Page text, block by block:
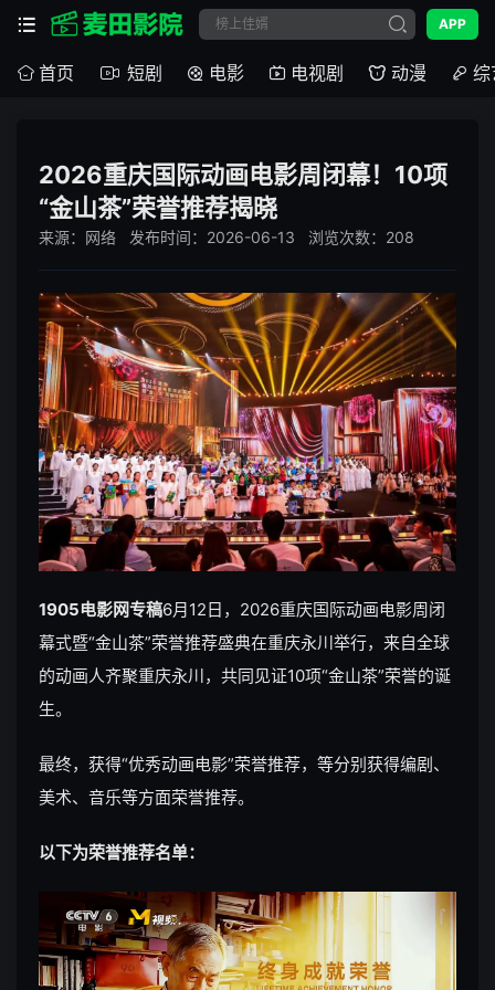
APP
首页 短剧 电影 电视剧 动漫 综
2026重庆国际动画电影周闭幕！10项
“金山茶”荣誉推荐揭晓
来源：网络 发布时间：2026-06-13 浏览次数：208
1905电影网专稿6月12日，2026重庆国际动画电影周闭
幕式暨“金山茶”荣誉推荐盛典在重庆永川举行，来自全球
的动画人齐聚重庆永川，共同见证10项“金山茶”荣誉的诞
生。
最终，获得“优秀动画电影”荣誉推荐，等分别获得编剧、
美术、音乐等方面荣誉推荐。
以下为荣誉推荐名单：